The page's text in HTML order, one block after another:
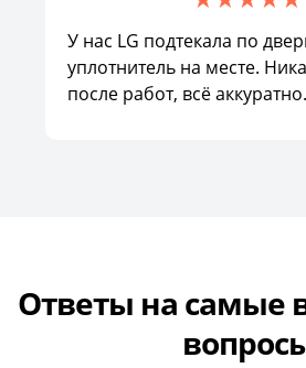
У нас LG подтекала по
уплотнитель на месте.
после работ, всё аккуратно.
Ответы на самые